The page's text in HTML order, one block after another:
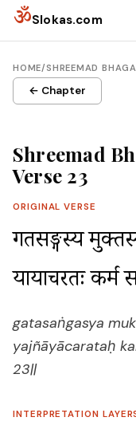
Skip to content
ॐSlokas.com
HOME/SHREEMAD
← Chapter
Shreemad
Verse 23
ORIGINAL VERSE
गतसङ्गस्य
यज्ञायाचरतः
gatasaṅgasya
yajñāyācarataḥ
23||
INTERPRETATION